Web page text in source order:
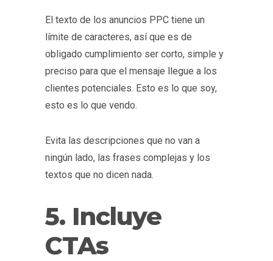
El texto de los anuncios PPC tiene un
límite de caracteres, así que es de
obligado cumplimiento ser corto, simple y
preciso para que el mensaje llegue a los
clientes potenciales. Esto es lo que soy,
esto es lo que vendo.
Evita las descripciones que no van a
ningún lado, las frases complejas y los
textos que no dicen nada.
5. Incluye
CTAs